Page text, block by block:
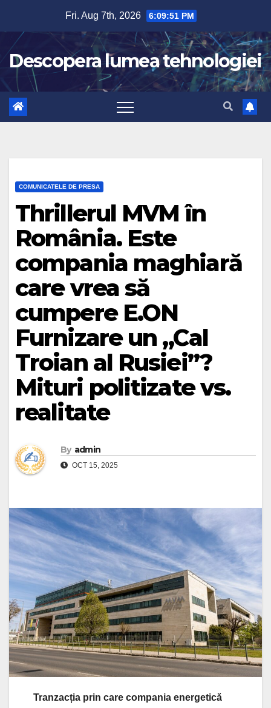
content
Fri. Aug 7th, 2026 6:09:52 PM
Descopera lumea tehnologiei
COMUNICATELE DE PRESA
Thrillerul MVM în
România. Este
compania maghiară
care vrea să
cumpere E.ON
Furnizare un „Cal
Troian al Rusiei”?
Mituri politizate vs.
realitate
By admin
OCT 15, 2025
Tranzacția prin care compania energetică